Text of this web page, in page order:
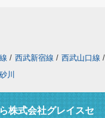
/ 西武新宿線 / 西武山口線 /
川
株式会社グレイスセ